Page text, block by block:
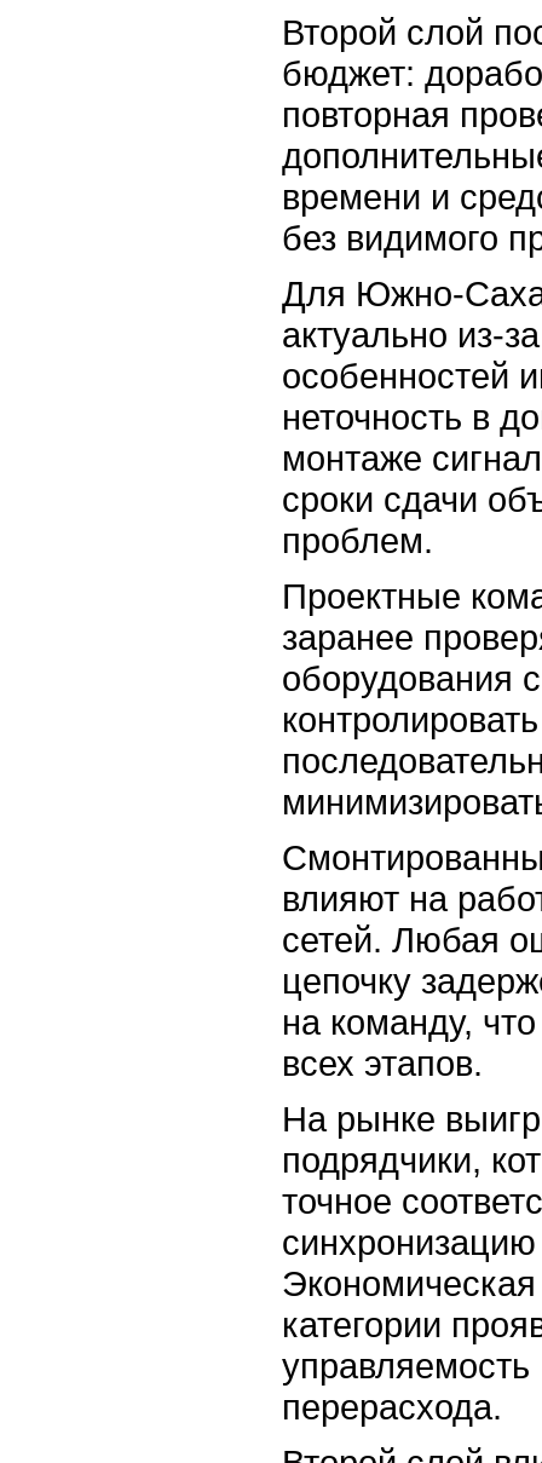
Второй слой
бюджет:
повторная
времени и
без видимого
Для Южно-
актуально из-
особенностей
неточность в
монтаже
сроки сдачи
проблем.
Проектные
заранее
оборудования
влияют на
сетей. Любая
цепочку
на команду,
всех этапов.
На рынке
подрядчики,
точное
категории
перерасхода.